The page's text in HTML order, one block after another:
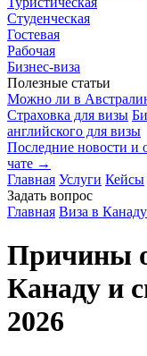
Студенческая
Гостевая
Рабочая
Бизнес-виза
Полезные статьи
Можно ли в
Страховка для визы
английского для визы
Последние новости и
чате →
Главная Услуги Кейсы
Задать вопрос
Главная Виза в Канаду
Причины
Канаду и
2026